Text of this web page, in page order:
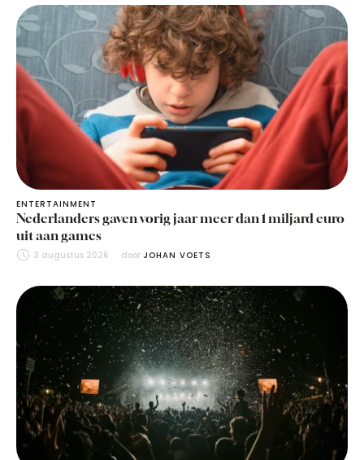
ENTERTAINMENT
Nederlanders gaven vorig jaar meer dan 1 miljard euro
uit aan games
3 augustus 2026 door JOHAN VOETS